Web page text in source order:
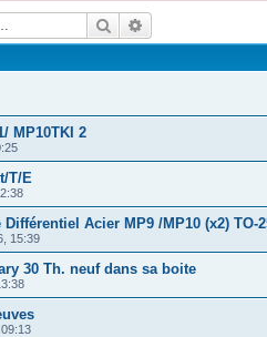
Rechercher
MP10TKI 2
T/E
Acier MP9 /MP10 (x2) TO-
15:39
30 Th. neuf dans sa boite